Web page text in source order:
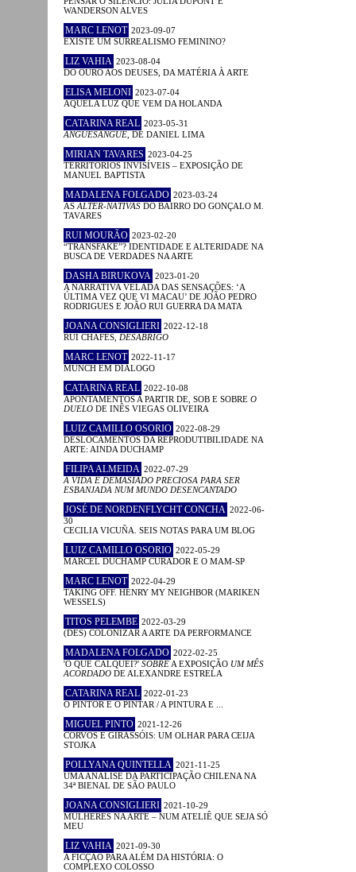
WANDERSON ALVES
MARC LENOT 2023-09-07
EXISTE UM SURREALISMO FEMININO?
LIZ VAHIA 2023-08-04
DO OURO AOS DEUSES, DA MATÉRIA À ARTE
ELISA MELONI 2023-07-04
AQUELA LUZ QUE VEM DA HOLANDA
CATARINA REAL 2023-05-31
ANGUESÂNGUE , DE DANIEL LIMA
MIRIAN TAVARES 2023-04-25
TERRITÓRIOS INVISÍVEIS – EXPOSIÇÃO DE
MANUEL BAPTISTA
MADALENA FOLGADO 2023-03-24
AS ALTER-NATIVAS DO BAIRRO DO GONÇALO M.
TAVARES
RUI MOURÃO 2023-02-20
“TRANSFAKE”? IDENTIDADE E ALTERIDADE NA
BUSCA DE VERDADES NA ARTE
DASHA BIRUKOVA 2023-01-20
A NARRATIVA VELADA DAS SENSAÇÕES: ‘A
ÚLTIMA VEZ QUE VI MACAU’ DE JOÃO PEDRO
RODRIGUES E JOÃO RUI GUERRA DA MATA
JOANA CONSIGLIERI 2022-12-18
RUI CHAFES, DESABRIGO
MARC LENOT 2022-11-17
MUNCH EM DIÁLOGO
CATARINA REAL 2022-10-08
APONTAMENTOS A PARTIR DE, SOB E SOBRE O
DUELO DE INÊS VIEGAS OLIVEIRA
LUIZ CAMILLO OSORIO 2022-08-29
DESLOCAMENTOS DA REPRODUTIBILIDADE NA
ARTE: AINDA DUCHAMP
FILIPA ALMEIDA 2022-07-29
A VIDA É DEMASIADO PRECIOSA PARA SER
ESBANJADA NUM MUNDO DESENCANTADO
JOSÉ DE NORDENFLYCHT CONCHA 2022-06-
30
CECILIA VICUÑA. SEIS NOTAS PARA UM BLOG
LUIZ CAMILLO OSORIO 2022-05-29
MARCEL DUCHAMP CURADOR E O MAM-SP
MARC LENOT 2022-04-29
TAKING OFF. HENRY MY NEIGHBOR (MARIKEN
WESSELS)
TITOS PELEMBE 2022-03-29
(DES) COLONIZAR A ARTE DA PERFORMANCE
MADALENA FOLGADO 2022-02-25
'O QUE CALQUEI?' SOBRE A EXPOSIÇÃO UM MÊS
ACORDADO DE ALEXANDRE ESTRELA
CATARINA REAL 2022-01-23
O PINTOR E O PINTAR / A PINTURA E ...
MIGUEL PINTO 2021-12-26
CORVOS E GIRASSÓIS: UM OLHAR PARA CEIJA
STOJKA
POLLYANA QUINTELLA 2021-11-25
UMA ANÁLISE DA PARTICIPAÇÃO CHILENA NA
34ª BIENAL DE SÃO PAULO
JOANA CONSIGLIERI 2021-10-29
MULHERES NA ARTE – NUM ATELIÊ QUE SEJA SÓ
MEU
LIZ VAHIA 2021-09-30
A FICÇÃO PARA ALÉM DA HISTÓRIA: O
COMPLEXO COLOSSO